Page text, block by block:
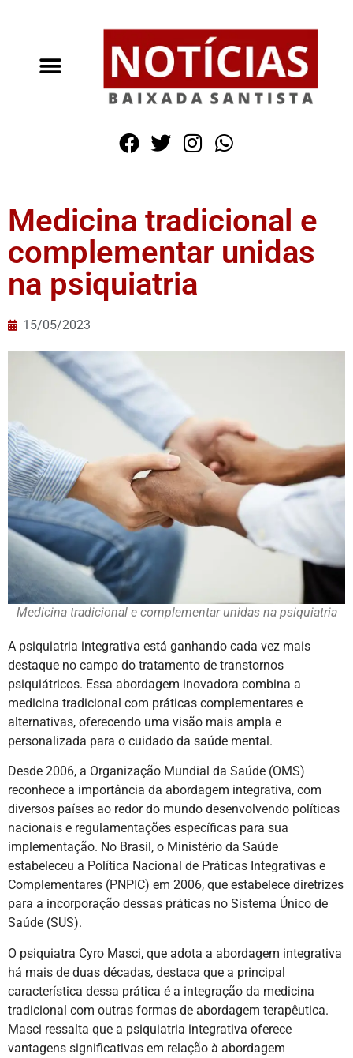
Medicina tradicional e
complementar unidas
na psiquiatria
15/05/2023
Medicina tradicional e complementar unidas na psiquiatria
A psiquiatria integrativa está ganhando cada vez mais
destaque no campo do tratamento de transtornos
psiquiátricos. Essa abordagem inovadora combina a
medicina tradicional com práticas complementares e
alternativas, oferecendo uma visão mais ampla e
personalizada para o cuidado da saúde mental.
Desde 2006, a Organização Mundial da Saúde (OMS)
reconhece a importância da abordagem integrativa, com
diversos países ao redor do mundo desenvolvendo políticas
nacionais e regulamentações específicas para sua
implementação. No Brasil, o Ministério da Saúde
estabeleceu a Política Nacional de Práticas Integrativas e
Complementares (PNPIC) em 2006, que estabelece diretrizes
para a incorporação dessas práticas no Sistema Único de
Saúde (SUS).
O psiquiatra Cyro Masci, que adota a abordagem integrativa
há mais de duas décadas, destaca que a principal
característica dessa prática é a integração da medicina
tradicional com outras formas de abordagem terapêutica.
Masci ressalta que a psiquiatria integrativa oferece
vantagens significativas em relação à abordagem